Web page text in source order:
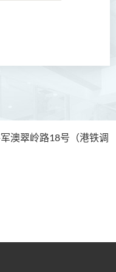
澳翠岭路18号（港铁调